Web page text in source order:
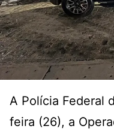
A Polícia Federal
feira (26), a